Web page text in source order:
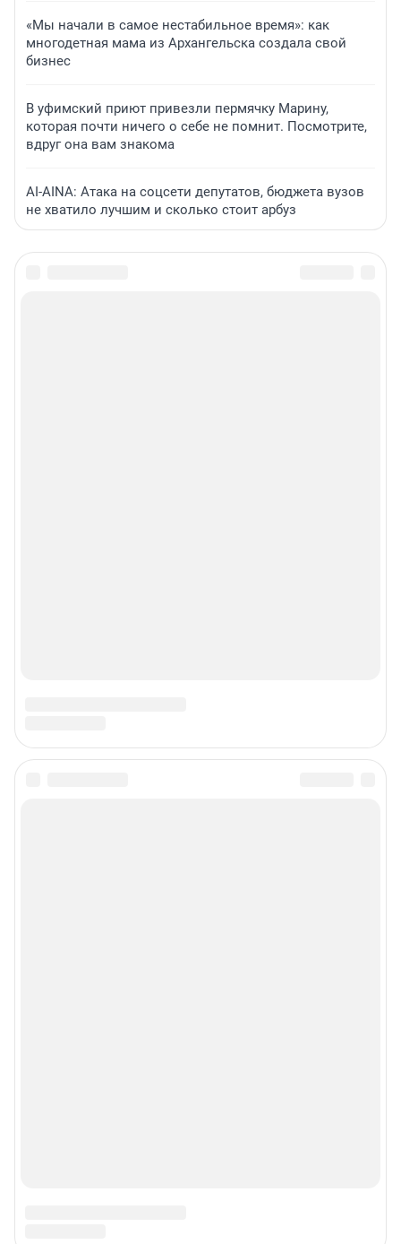
«Мы начали в самое нестабильное время»: как
многодетная мама из Архангельска создала свой
бизнес
В уфимский приют привезли пермячку Марину,
которая почти ничего о себе не помнит. Посмотрите,
вдруг она вам знакома
AI-AINA: Атака на соцсети депутатов, бюджета вузов
не хватило лучшим и сколько стоит арбуз